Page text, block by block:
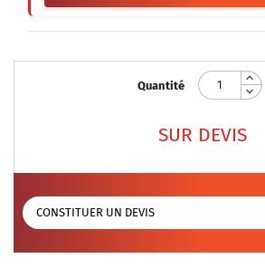
Quantité
SUR DEVIS
CONSTITUER UN DEVIS